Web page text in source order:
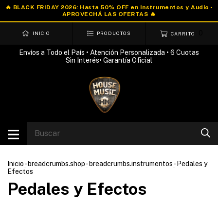
INICIO PRODUCTOS CARRITO
Envíos a Todo el País • Atención Personalizada • 6 Cuotas
Sin Interés• Garantía Oficial
Inicio- breadcrumbs.shop- breadcrumbs.instrumentos- Pedales y
Efectos
Pedales y Efectos